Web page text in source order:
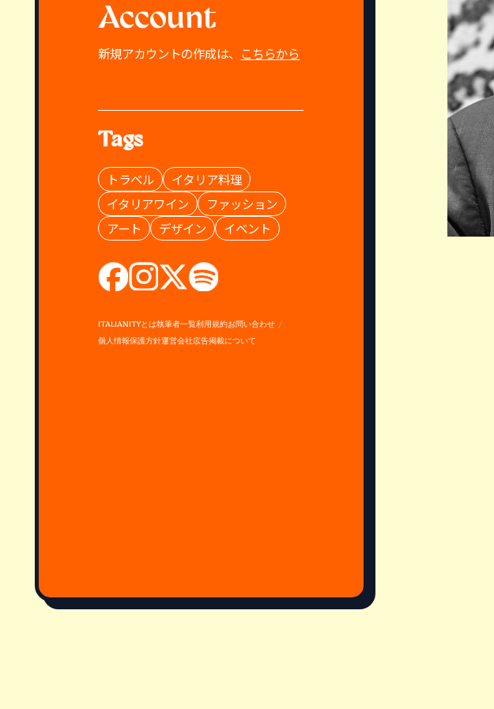
Account
新規アカウントの作成は、 こちらから
Tags
トラベル
イタリア料理
イタリアワイン
ファッション
アート
デザイン イベント
ITALIANITYとは執筆者一覧利用規約お問い合わせ
個人情報保護方針運営会社広告掲載について